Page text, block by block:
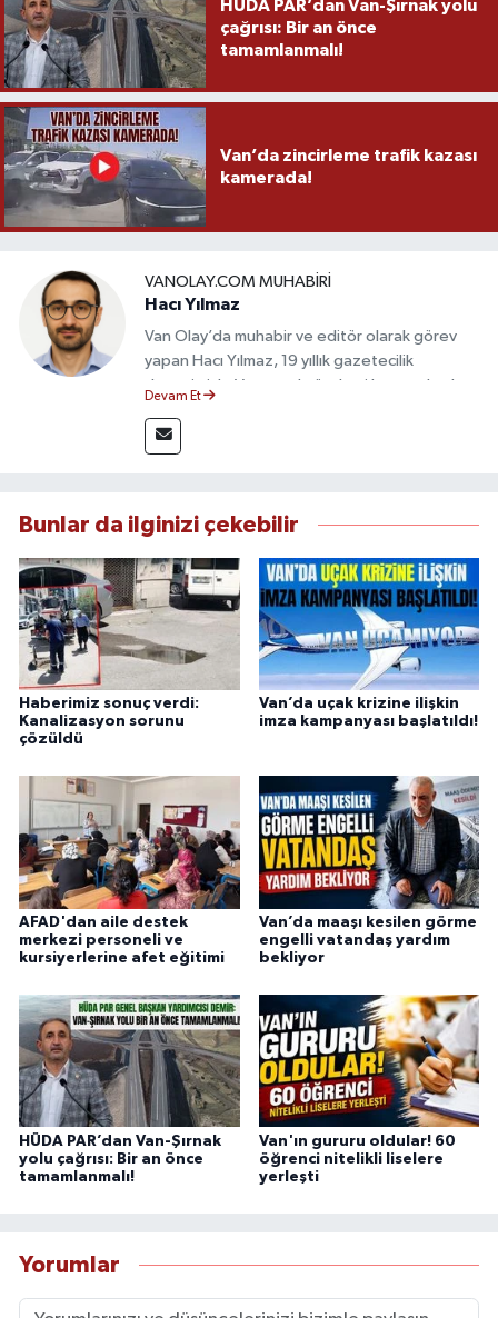
HÜDA PAR’dan Van-Şırnak yolu
çağrısı: Bir an önce
tamamlanmalı!
Van’da zincirleme trafik kazası
kamerada!
VANOLAY.COM MUHABIRI
Hacı Yılmaz
Van Olay’da muhabir ve editör olarak görev
yapan Hacı Yılmaz, 19 yıllık gazetecilik
deneyimiyle Van yerel gündemi başta olmak
takip etmektedir. Editoryal sürece katkı sunan
Yılmaz, tarafsızlık, doğruluk ve etik ilkeler
bilgilendirmektedir.
Devam Et
Bunlar da ilginizi çekebilir
Haberimiz sonuç verdi:
Kanalizasyon sorunu
çözüldü
Van’da uçak krizine ilişkin
imza kampanyası başlatıldı!
AFAD'dan aile destek
merkezi personeli ve
kursiyerlerine afet eğitimi
Van’da maaşı kesilen görme
engelli vatandaş yardım
bekliyor
HÜDA PAR’dan Van-Şırnak
yolu çağrısı: Bir an önce
tamamlanmalı!
Van'ın gururu oldular! 60
öğrenci nitelikli liselere
yerleşti
Yorumlar